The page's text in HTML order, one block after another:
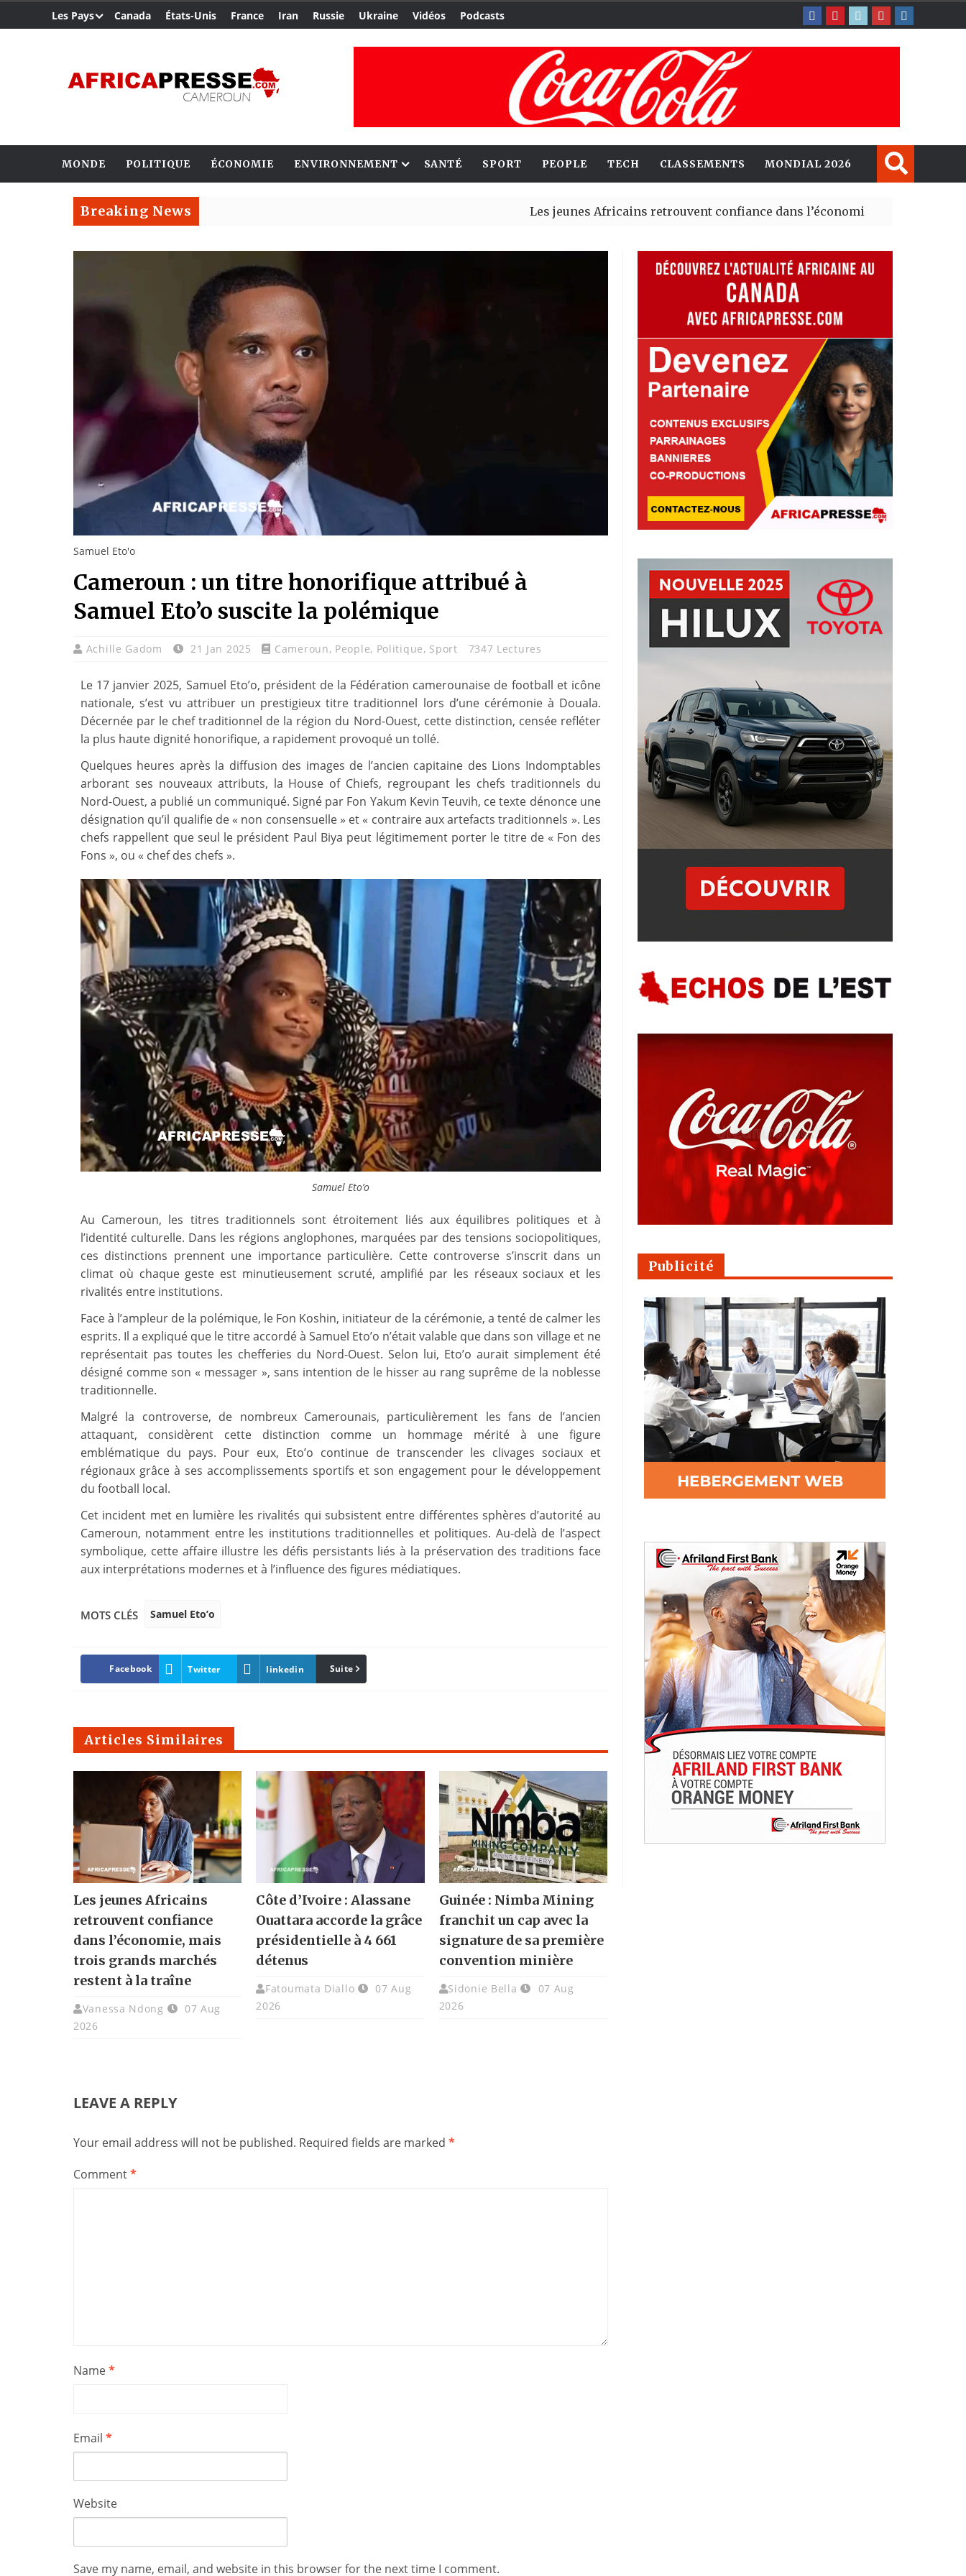
Les Pays Canada États-Unis France Iran Russie Ukraine Vidéos Podcasts
MONDE POLITIQUE ÉCONOMIE ENVIRONNEMENT SANTÉ SPORT PEOPLE TECH CLASSEMENTS MONDIAL 2026
Breaking News Les jeunes Africains retrouvent confiance dans l’économie, mais trois grands
Samuel Eto'o
Cameroun : un titre honorifique attribué à
Samuel Eto’o suscite la polémique
Achille Gadom 21 Jan 2025 Cameroun, People, Politique, Sport 7347 Lectures
Le 17 janvier 2025, Samuel Eto’o, président de la Fédération camerounaise de football et icône
nationale, s’est vu attribuer un prestigieux titre traditionnel lors d’une cérémonie à Douala.
Décernée par le chef traditionnel de la région du Nord-Ouest, cette distinction, censée refléter
la plus haute dignité honorifique, a rapidement provoqué un tollé.
Quelques heures après la diffusion des images de l’ancien capitaine des Lions Indomptables
arborant ses nouveaux attributs, la House of Chiefs, regroupant les chefs traditionnels du
Nord-Ouest, a publié un communiqué. Signé par Fon Yakum Kevin Teuvih, ce texte dénonce une
désignation qu’il qualifie de « non consensuelle » et « contraire aux artefacts traditionnels ». Les
chefs rappellent que seul le président Paul Biya peut légitimement porter le titre de « Fon des
Fons », ou « chef des chefs ».
Samuel Eto’o
Au Cameroun, les titres traditionnels sont étroitement liés aux équilibres politiques et à
l’identité culturelle. Dans les régions anglophones, marquées par des tensions sociopolitiques,
ces distinctions prennent une importance particulière. Cette controverse s’inscrit dans un
climat où chaque geste est minutieusement scruté, amplifié par les réseaux sociaux et les
rivalités entre institutions.
Face à l’ampleur de la polémique, le Fon Koshin, initiateur de la cérémonie, a tenté de calmer les
esprits. Il a expliqué que le titre accordé à Samuel Eto’o n’était valable que dans son village et ne
représentait pas toutes les chefferies du Nord-Ouest. Selon lui, Eto’o aurait simplement été
désigné comme son « messager », sans intention de le hisser au rang suprême de la noblesse
traditionnelle.
Malgré la controverse, de nombreux Camerounais, particulièrement les fans de l’ancien
attaquant, considèrent cette distinction comme un hommage mérité à une figure
emblématique du pays. Pour eux, Eto’o continue de transcender les clivages sociaux et
régionaux grâce à ses accomplissements sportifs et son engagement pour le développement
du football local.
Cet incident met en lumière les rivalités qui subsistent entre différentes sphères d’autorité au
Cameroun, notamment entre les institutions traditionnelles et politiques. Au-delà de l’aspect
symbolique, cette affaire illustre les défis persistants liés à la préservation des traditions face
aux interprétations modernes et à l’influence des figures médiatiques.
MOTS CLÉS Samuel Eto’o
Facebook Twitter linkedin Pinterest
Suite
Articles Similaires
Les jeunes Africains
retrouvent confiance
dans l’économie, mais
trois grands marchés
restent à la traîne
Vanessa Ndong
07 Aug
2026
Côte d’Ivoire : Alassane
Ouattara accorde la grâce
présidentielle à 4 661
détenus
Fatoumata Diallo
07 Aug
2026
Guinée : Nimba Mining
franchit un cap avec la
signature de sa première
convention minière
Sidonie Bella
07 Aug
2026
LEAVE A REPLY
Your email address will not be published. Required fields are marked *
Comment*
Name*
Email *
Website
Save my name, email, and website in this browser for the next time I comment.
Publicité